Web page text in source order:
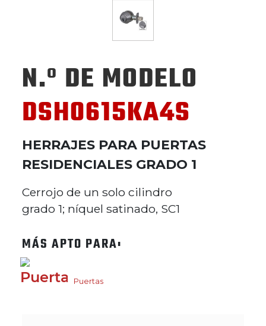
N.º DE MODELO
DSH0615KA4S
HERRAJES PARA PUERTAS
RESIDENCIALES GRADO 1
Cerrojo de un solo cilindro
grado 1; níquel satinado, SC1
MÁS APTO PARA:
Puertas